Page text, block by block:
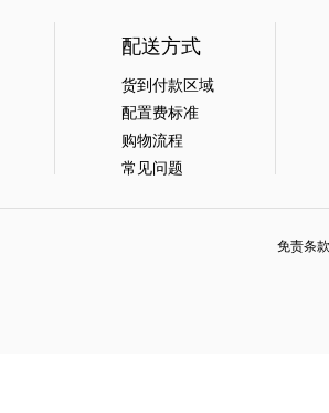
配送方式
货到付款区域
配置费标准
购物流程
常见问题
免责条款